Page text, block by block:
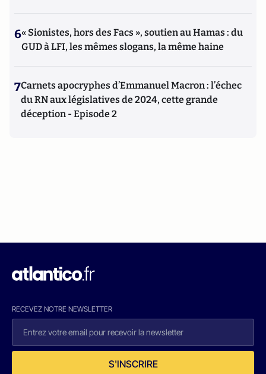
6« Sionistes, hors des Facs », soutien au Hamas : du
GUD à LFI, les mêmes slogans, la même haine
7Carnets apocryphes d’Emmanuel Macron : l’échec
du RN aux législatives de 2024, cette grande
déception - Episode 2
RECEVEZ NOTRE NEWSLETTER
S'INSCRIRE